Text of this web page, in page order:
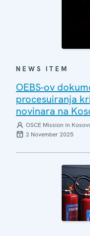
NEWS ITEM
OEBS-ov
procesuiranja
novinara na
OSCE Mission in
2 November 2025